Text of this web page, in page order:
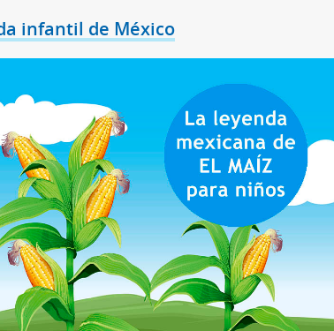
infantil de México